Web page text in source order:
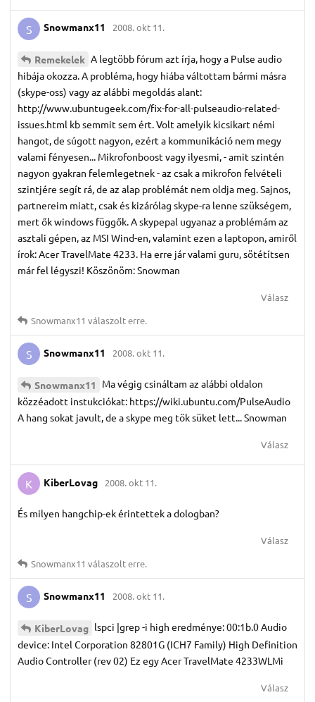
S Snowmanx11 2008. okt 11.
Remekelek A legtöbb fórum azt írja, hogy a Pulse audio
hibája okozza. A probléma, hogy hiába váltottam bármi másra
(skype-oss) vagy az alábbi megoldás alant:
http://www.ubuntugeek.com/fix-for-all-pulseaudio-related-
issues.html kb semmit sem ért. Volt amelyik kicsikart némi
hangot, de súgott nagyon, ezért a kommunikáció nem megy
valami fényesen... Mikrofonboost vagy ilyesmi, - amit szintén
nagyon gyakran felemlegetnek - az csak a mikrofon felvételi
szintjére segít rá, de az alap problémát nem oldja meg. Sajnos,
partnereim miatt, csak és kizárólag skype-ra lenne szükségem,
mert ők windows függők. A skypepal ugyanaz a problémám az
asztali gépen, az MSI Wind-en, valamint ezen a laptopon, amiről
írok: Acer TravelMate 4233. Ha erre jár valami guru, sötétítsen
már fel légyszi! Köszönöm: Snowman
Válasz
Snowmanx11 válaszolt erre.
S Snowmanx11 2008. okt 11.
Snowmanx11
Ma végig csináltam az alábbi oldalon
közzéadott instukciókat: https://wiki.ubuntu.com/PulseAudio
A hang sokat javult, de a skype meg tök süket lett... Snowman
Válasz
K KiberLovag 2008. okt 11.
És milyen hangchip-ek érintettek a dologban?
Válasz
Snowmanx11 válaszolt erre.
S Snowmanx11 2008. okt 11.
KiberLovag lspci |grep -i high eredménye: 00:1b.0 Audio
device: Intel Corporation 82801G (ICH7 Family) High Definition
Audio Controller (rev 02) Ez egy Acer TravelMate 4233WLMi
Válasz